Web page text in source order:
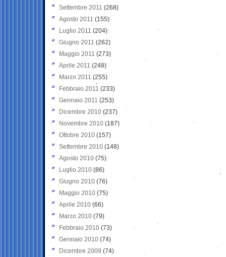
Settembre 2011 (268)
Agosto 2011 (155)
Luglio 2011 (204)
Giugno 2011 (262)
Maggio 2011 (273)
Aprile 2011 (248)
Marzo 2011 (255)
Febbraio 2011 (233)
Gennaio 2011 (253)
Dicembre 2010 (237)
Novembre 2010 (187)
Ottobre 2010 (157)
Settembre 2010 (148)
Agosto 2010 (75)
Luglio 2010 (86)
Giugno 2010 (76)
Maggio 2010 (75)
Aprile 2010 (66)
Marzo 2010 (79)
Febbraio 2010 (73)
Gennaio 2010 (74)
Dicembre 2009 (74)